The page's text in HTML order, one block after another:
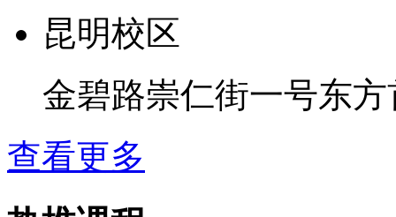
昆明校区
金碧路崇仁街一号东
查看更多